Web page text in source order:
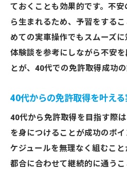
ておくことも効果的です。不
ら生まれるため、予習をする
めての実車操作でもスムーズ
体験談を参考にしながら不安
とが、40代での免許取得成功の
40代からの免許取得を叶え
40代から免許取得を目指す際
を身につけることが成功のポ
ケジュールを無理なく組むこ
都合に合わせて継続的に通うこ